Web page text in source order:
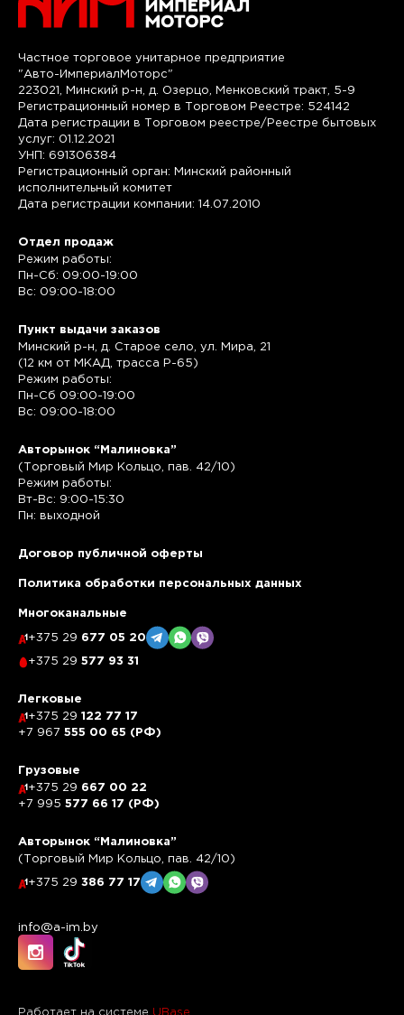
Частное торговое унитарное предприятие
"Авто-ИмпериалМоторс"
223021, Минский р-н, д. Озерцо, Менковский тракт, 5-9
Регистрационный номер в Торговом Реестре: 524142
Дата регистрации в Торговом реестре/Реестре бытовых
услуг: 01.12.2021
УНП: 691306384
Регистрационный орган: Минский районный
исполнительный комитет
Дата регистрации компании: 14.07.2010
Отдел продаж
Режим работы:
Пн-Сб: 09:00-19:00
Вс: 09:00-18:00
Пункт выдачи заказов
Минский р-н, д. Старое село, ул. Мира, 21
(12 км от МКАД, трасса P-65)
Режим работы:
Пн-Сб 09:00-19:00
Вс: 09:00-18:00
Авторынок “Малиновка”
(Торговый Мир Кольцо, пав. 42/10)
Режим работы:
Вт-Вс: 9:00-15:30
Пн: выходной
Договор публичной оферты
Политика обработки персональных данных
Многоканальные
+375 29 677 05 20
+375 29 577 93 31
Легковые
+375 29 122 77 17
+7 967 555 00 65 (РФ)
Грузовые
+375 29 667 00 22
+7 995 577 66 17 (РФ)
Авторынок “Малиновка”
(Торговый Мир Кольцо, пав. 42/10)
+375 29 386 77 17
info@a-im.by
Работает на системе UBase